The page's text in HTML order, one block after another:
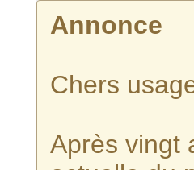
Annonce
Chers
Après vingt